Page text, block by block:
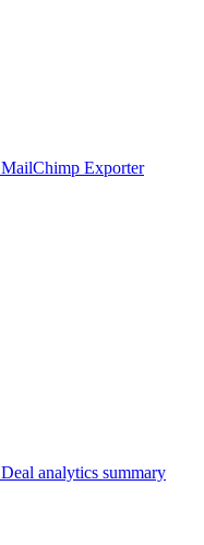
MailChimp Exporter
Deal analytics summary